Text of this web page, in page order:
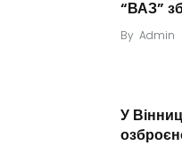
“ВАЗ”
By Admin
У